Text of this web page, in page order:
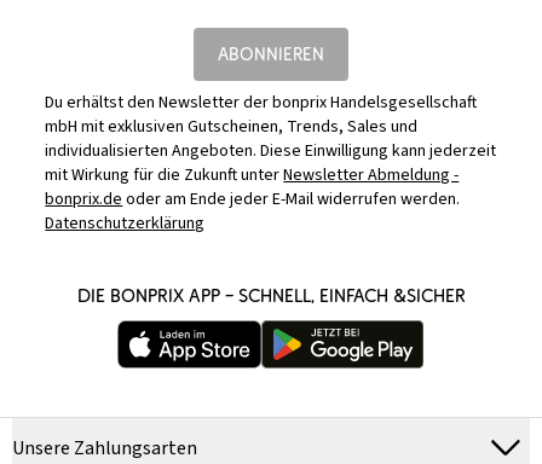
ABONNIEREN
Du erhältst den Newsletter der bonprix Handelsgesellschaft
mbH mit exklusiven Gutscheinen, Trends, Sales und
individualisierten Angeboten. Diese Einwilligung kann jederzeit
mit Wirkung für die Zukunft unterNewsletter Abmeldung -
bonprix.deoder am Ende jeder E-Mail widerrufen werden.
Datenschutzerklärung
DIE BONPRIX APP – SCHNELL, EINFACH &SICHER
Unsere Zahlungsarten